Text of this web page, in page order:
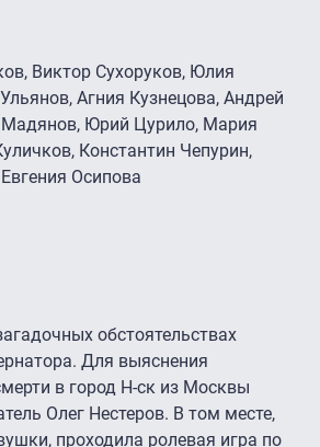
Виктор Сухоруков, Юлия
Агния Кузнецова, Андрей
Юрий Цурило, Мария
Константин Чепурин,
Осипова
обстоятельствах
Для выяснения
в город Н-ск из Москвы
Олег Нестеров. В том месте,
проходила ролевая игра по